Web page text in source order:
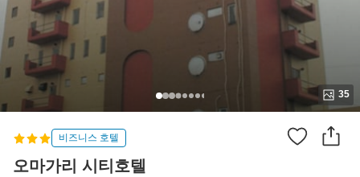
35
비즈니스 호텔
오마가리 시티호텔